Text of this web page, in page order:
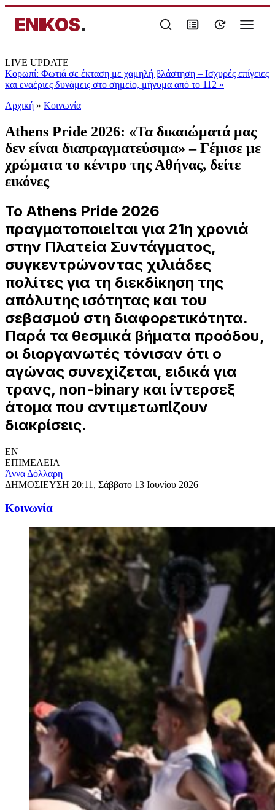
ENIKOS.
LIVE UPDATE
Κορωπί: Φωτιά σε έκταση με χαμηλή βλάστηση – Ισχυρές επίγειες
και εναέριες δυνάμεις στο σημείο, μήνυμα από το 112 »
Αρχική » Κοινωνία
Athens Pride 2026: «Τα δικαιώματά μας
δεν είναι διαπραγματεύσιμα» – Γέμισε με
χρώματα το κέντρο της Αθήνας, δείτε
εικόνες
Το Athens Pride 2026
πραγματοποιείται για 21η χρονιά
στην Πλατεία Συντάγματος,
συγκεντρώνοντας χιλιάδες
πολίτες για τη διεκδίκηση της
απόλυτης ισότητας και του
σεβασμού στη διαφορετικότητα.
Παρά τα θεσμικά βήματα προόδου,
οι διοργανωτές τόνισαν ότι ο
αγώνας συνεχίζεται, ειδικά για
τρανς, non-binary και ίντερσεξ
άτομα που αντιμετωπίζουν
διακρίσεις.
EN
ΕΠΙΜΕΛΕΙΑ
Άννα Δόλλαρη
ΔΗΜΟΣΙΕΥΣΗ 20:11, Σάββατο 13 Ιουνίου 2026
Κοινωνία